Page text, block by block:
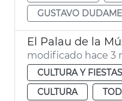
GUSTAVO
modificado hace 3
CULTURA Y
CULTURA